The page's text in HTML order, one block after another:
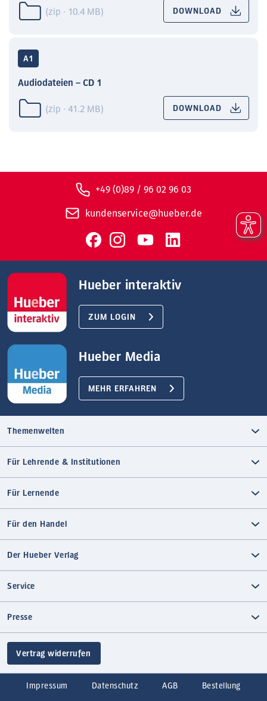
(zip · 10.4 MB) DOWNLOAD
A1
Audiodateien – CD 1
(zip · 41.2 MB) DOWNLOAD
+49 (0)89 / 96 02 96 03
kundenservice@hueber.de
Hueber interaktiv
ZUM LOGIN
Hueber Media
MEHR ERFAHREN
Themenwelten
Für Lehrende & Institutionen
Für Lernende
Für den Handel
Der Hueber Verlag
Service
Presse
Vertrag widerrufen
Impressum Datenschutz AGB Bestellung